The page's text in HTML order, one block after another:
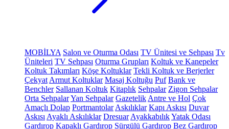
MOBİLYA Salon ve Oturma Odası TV Ünitesi ve Sehpası Tv
Üniteleri TV Sehpası Oturma Grupları Koltuk ve Kanepeler
Koltuk Takımları Köşe Koltuklar Tekli Koltuk ve Berjerler
Çekyat Armut Koltuklar Masaj Koltuğu Puf Bank ve
Benchler Sallanan Koltuk Kitaplık Sehpalar Zigon Sehpalar
Orta SehpalarYan Sehpalar Gazetelik Antre ve Hol Çok
Amaçlı Dolap Portmantolar Askılıklar Kapı Askısı Duvar
Askısı Ayaklı Askılıklar Dresuar AyakkabılıkYatak Odası
Gardırop Kapaklı Gardırop Sürgülü Gardırop Bez Gardırop